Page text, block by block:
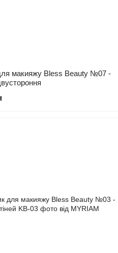
макияжу Bless Beauty №07 -